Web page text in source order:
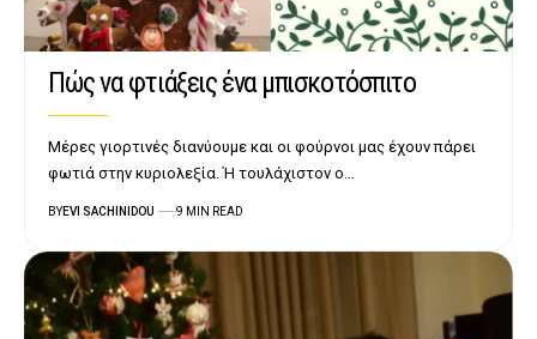
Πώς να φτιάξεις ένα μπισκοτόσπιτο
Μέρες γιορτινές διανύουμε και οι φούρνοι μας έχουν πάρει
φωτιά στην κυριολεξία. Ή τουλάχιστον ο…
BYEVI SACHINIDOU 9 MIN READ